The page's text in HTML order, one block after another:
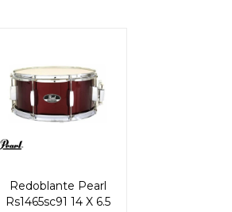
Redoblante Pearl
Rs1465sc91 14 X 6.5